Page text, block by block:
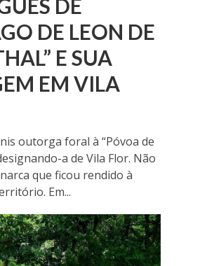
DE
DE LEON DE
E SUA
EM VILA
outorga foral à “Póvoa de
a de Vila Flor. Não
que ficou rendido à
Em...